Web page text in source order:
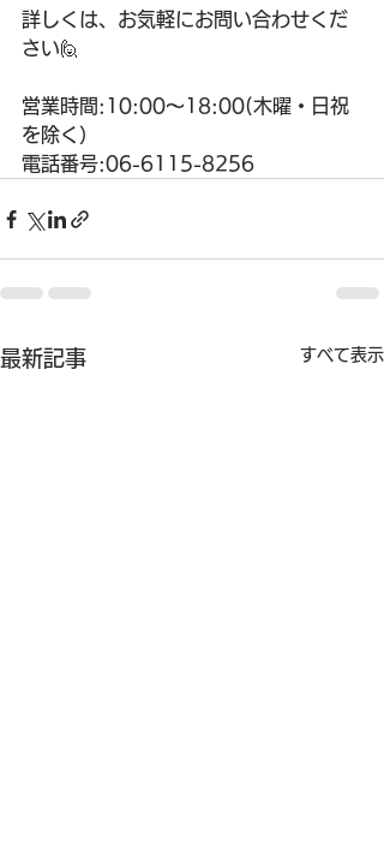
詳しくは、お気軽にお問い合わせくだ
さい🙋
営業時間:10:00〜18:00(木曜・日祝
を除く）
電話番号:06-6115-8256
最新記事 すべて表示